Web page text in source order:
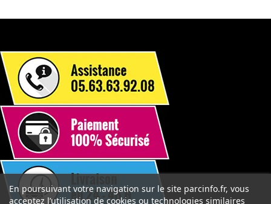
En poursuivant votre navigation sur le site parcinfo.fr, vous
acceptez l’utilisation de cookies ou technologies similaires